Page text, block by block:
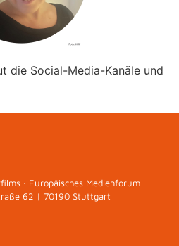
die Social-Media-Kanäle und
· Europäisches Medienforum
62 | 70190 Stuttgart